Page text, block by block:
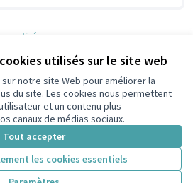
utilisés sur le site web
notre site Web pour améliorer la
du site. Les cookies nous permettent
et un contenu plus
canaux de médias sociaux.
Tout accepter
les cookies essentiels
retirées
Facebook
Licence
(Lien